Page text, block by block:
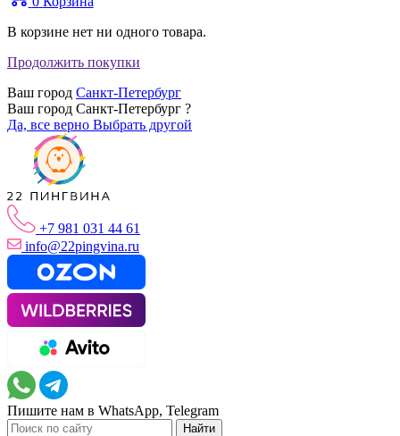
В корзине нет ни одного товара.
Продолжить покупки
Ваш город Санкт-Петербург
Ваш город Санкт-Петербург ?
Да, все верно Выбрать другой
+7 981 031 44 61
info@22pingvina.ru
Пишите нам в WhatsApp, Telegram